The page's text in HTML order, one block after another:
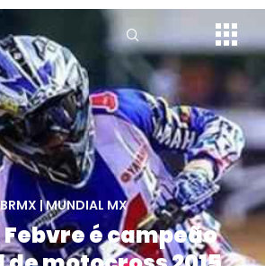
BRMX |MUNDIAL MX
é campeão